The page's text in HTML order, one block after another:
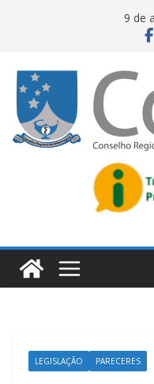
9 de
LEGISLAÇÃO PARECERES